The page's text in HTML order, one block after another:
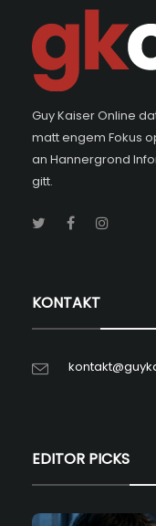
Guy Kaiser Online
matt engem Fokus
an Hannergrond
gitt.
KONTAKT
EDITOR PICKS